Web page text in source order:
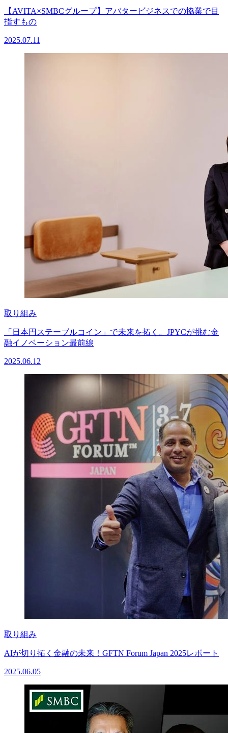
【AVITA×SMBCグループ】アバタービジネスでの協業で目
指すもの
2025.07.11
取り組み
「日本円ステーブルコイン」で未来を拓く。JPYCが挑む金
融イノベーション最前線
2025.06.12
取り組み
AIが切り拓く金融の未来！GFTN Forum Japan 2025レポート
2025.06.05